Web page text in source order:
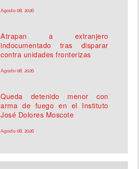
Agosto 08, 2026
Atrapan a extranjero
indocumentado tras disparar
contra unidades fronterizas
Agosto 08, 2026
Queda detenido menor con
arma de fuego en el Instituto
José Dolores Moscote
Agosto 08, 2026